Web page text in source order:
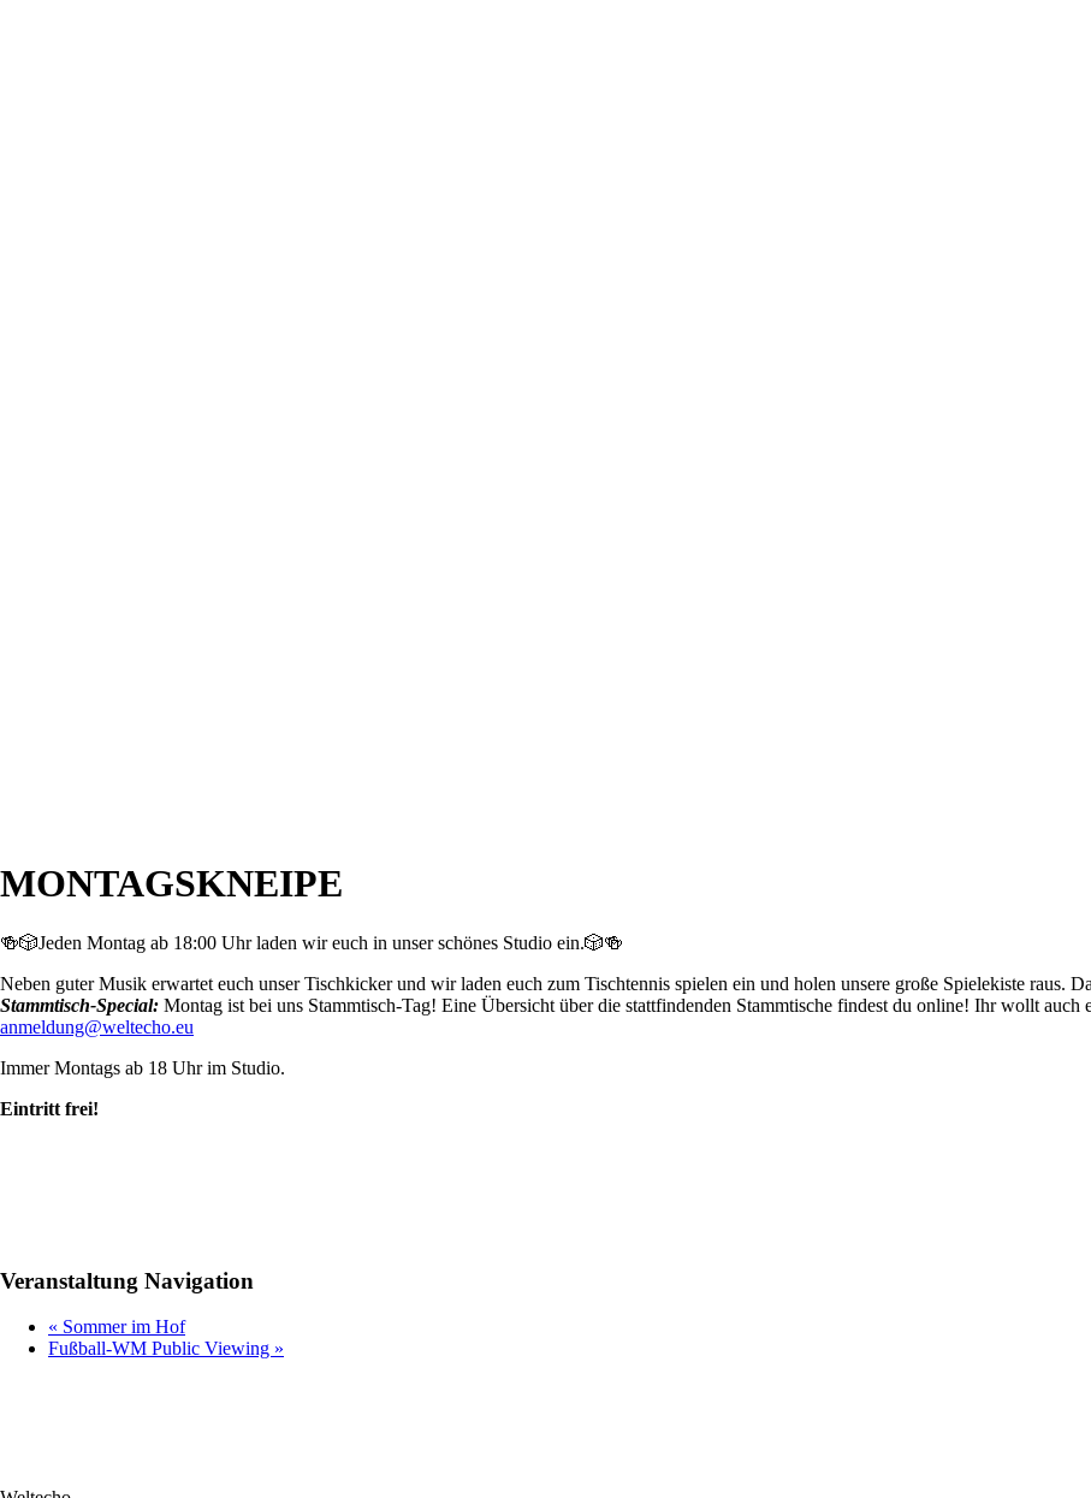
MONTAGSKNEIPE
🍻🎲Jeden Montag ab 18:00 Uhr laden wir euch in unser schönes Studio ein.🎲🍻
Neben guter Musik erwartet euch unser Tischkicker und wir laden euch zum Tischtennis spielen ein und holen unsere große Spielekiste raus.
Stammtisch-Special: Montag ist bei uns Stammtisch-Tag! Eine Übersicht über die stattfindenden Stammtische findest du online! Ihr wollt auch
anmeldung@weltecho.eu
Immer Montags ab 18 Uhr im Studio.
Eintritt frei!
Veranstaltung Navigation
« Sommer im Hof
Fußball-WM Public Viewing »